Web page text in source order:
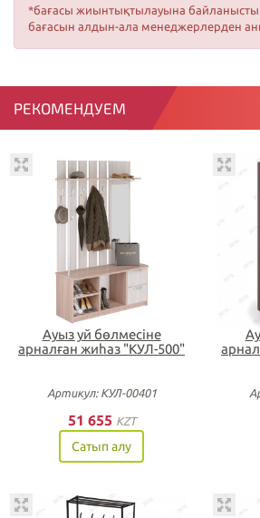
*бағасы жиынтықтылауына
бағасын алдын-ала менеджерлерден
РЕКОМЕНДУЕМ
Ауыз yй бөлмесіне
арналған жиһаз "КУЛ-500"
Артикул: КУЛ-00401
51 655 KZT
Сатып алу